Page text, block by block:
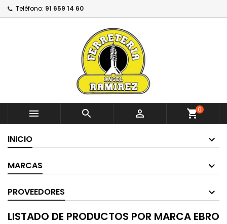
Teléfono: 91 659 14 60
   shopping_cart0
INICIO
MARCAS
PROVEEDORES
LISTADO DE PRODUCTOS POR MARCA EBRO